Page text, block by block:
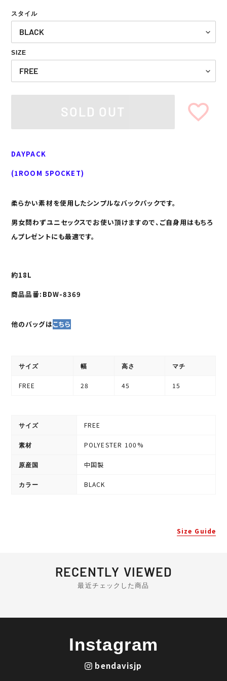
スタイル
SIZE
SOLD OUT
product
your
DAYPACK
(1ROOM 5POCKET)
柔らかい素材を使用したシンプルなバックパックです。
男女問わずユニセックスでお使い頂けますので、ご自身用はもちろ
んプレゼントにも最適です。
約18L
商品品番:BDW-8369
他のバッグはこちら
サイズ 幅 高さ マチ
FREE 28 45 15
サイズ FREE
素材 POLYESTER 100%
原産国 中国製
カラー BLACK
Size Guide
RECENTLY VIEWED
最近チェックした商品
Instagram
bendavisjp